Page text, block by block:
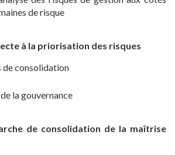
de risque
à la priorisation des risques
de consolidation
de la gouvernance
de consolidation de la maîtrise